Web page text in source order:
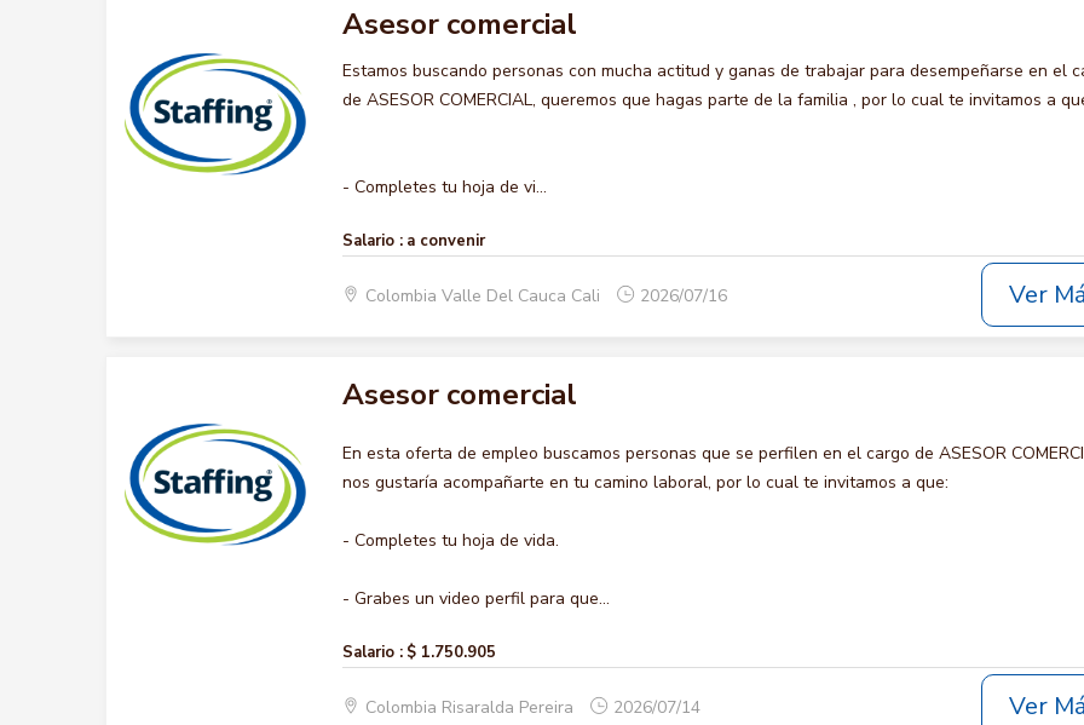
Asesor comercial
Estamos buscando personas con mucha actitud y ganas de trabajar para desempeñarse en el
de ASESOR COMERCIAL, queremos que hagas parte de la familia , por lo cual te invitamos a
- Completes tu hoja de vi...
Salario : a convenir
Colombia Valle Del Cauca Cali 2026/07/16 Ver
Asesor comercial
En esta oferta de empleo buscamos personas que se perfilen en el cargo de ASESOR
nos gustaría acompañarte en tu camino laboral, por lo cual te invitamos a que:
- Completes tu hoja de vida.
- Grabes un video perfil para que...
Salario : $ 1.750.905
Colombia Risaralda Pereira 2026/07/14 Ver